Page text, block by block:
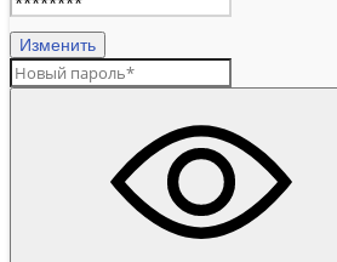
Изменить